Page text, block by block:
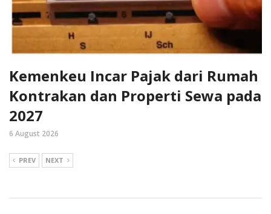
Kemenkeu Incar Pajak dari Rumah
Kontrakan dan Properti Sewa pada
2027
6 August 2026
PREV NEXT